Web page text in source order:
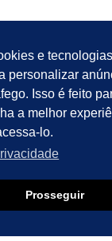
e
personalizar
Isso é feito
a melhor
lo.
Prosseguir
ANUNCIE
AQUI?. TODOS OS